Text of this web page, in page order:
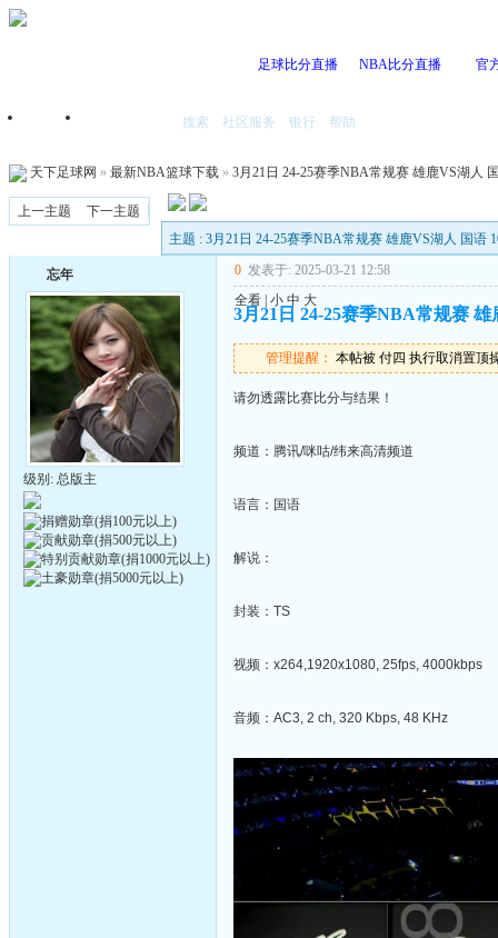
足球比分直播 NBA比分直播 官
首页 搜索 社区服务 银行 帮助
天下足球网 » 最新NBA篮球下载 » 3月21日 24-25赛季NBA常规赛 雄鹿VS湖人
上一主题
下一主题
主题 : 3月21日 24-25赛季NBA常规赛 雄鹿VS湖人 国语
忘年
级别: 总版主
0 发表于: 2025-03-21 12:58
全看 小 中 大
3月21日 24-25赛季NBA常规赛
管理提醒： 本帖被 付四 执行取消置顶
请勿透露比赛比分与结果！
频道：腾讯/咪咕/纬来高清频道
语言：国语
解说：
封装：TS
视频：x264,1920x1080, 25fps, 4000kbps
音频：AC3, 2 ch, 320 Kbps, 48 KHz